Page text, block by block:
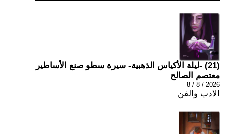
(21) -ليلة الأكياس الذهبية- سيرة سطو صنع الأساطير
معتصم الصالح
2026 / 8 / 8
الادب والفن